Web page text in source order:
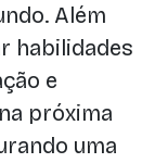
Além
habilidades
e
próxima
uma